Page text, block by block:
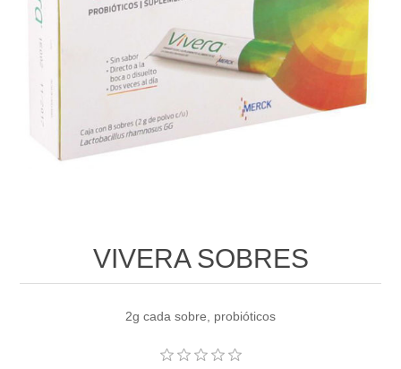
VIVERA SOBRES
2g cada sobre, probióticos